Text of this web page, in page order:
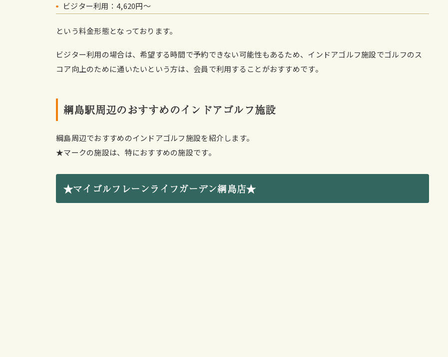
ビジター利用：4,620円〜
という料金形態となっております。
ビジター利用の場合は、希望する時間で予約できない可能性もあるため、インドアゴルフ施設でゴルフのス
コア向上のために通いたいという方は、会員で利用することがおすすめです。
綱島駅周辺のおすすめのインドアゴルフ施設
綱島周辺でおすすめのインドアゴルフ施設を紹介します。
★マークの施設は、特におすすめの施設です。
★マイゴルフレーンライフガーデン綱島店★